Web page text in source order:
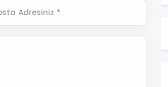
Adresiniz *